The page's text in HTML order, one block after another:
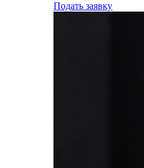
Подать заявку